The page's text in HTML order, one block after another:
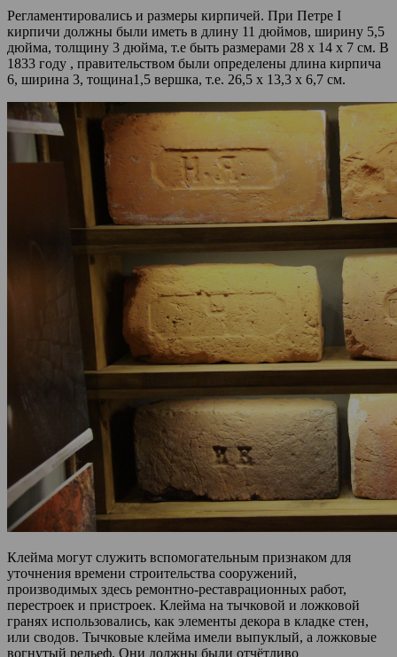
Регламентировались и размеры кирпичей. При Петре I
кирпичи должны были иметь в длину 11 дюймов, ширину 5,5
дюйма, толщину 3 дюйма, т.е быть размерами 28 х 14 х 7 см. В
1833 году , правительством были определены длина кирпича
6, ширина 3, тощина1,5 вершка, т.е. 26,5 х 13,3 х 6,7 см.
Клейма могут служить вспомогательным признаком для
уточнения времени строительства сооружений,
производимых здесь ремонтно-реставрационных работ,
перестроек и пристроек. Клейма на тычковой и ложковой
гранях использовались, как элементы декора в кладке стен,
или сводов. Тычковые клейма имели выпуклый, а ложковые
вогнутый рельеф. Они должны были отчётливо